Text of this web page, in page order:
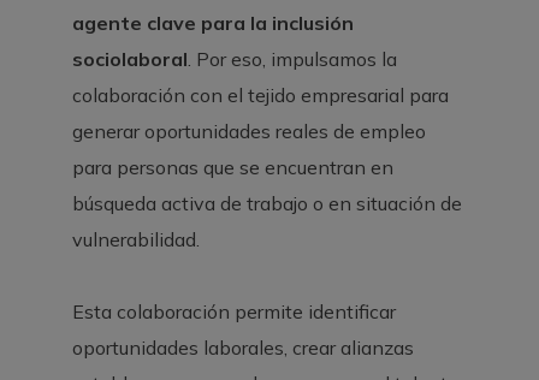
agente clave para la inclusión
sociolaboral . Por eso, impulsamos la
colaboración con el tejido empresarial para
generar oportunidades reales de empleo
para personas que se encuentran en
búsqueda activa de trabajo o en situación de
vulnerabilidad.
Esta colaboración permite identificar
oportunidades laborales, crear alianzas